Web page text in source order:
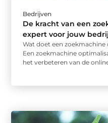
Bedrijven
De kracht van een
expert voor jouw
Wat doet een
Een zoekmachine
het verbeteren van de